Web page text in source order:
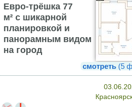
Евро-трёшка 77
м² с шикарной
планировкой и
панорамным видом
на город
смотреть (5